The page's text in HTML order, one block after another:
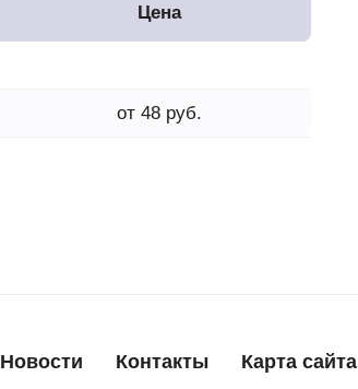
Цена
от 48 руб.
Новости Контакты Карта сайта